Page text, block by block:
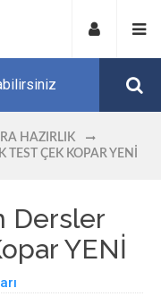
HAZIRLIK
ÇEK KOPAR YENİ
Dersler
YENİ